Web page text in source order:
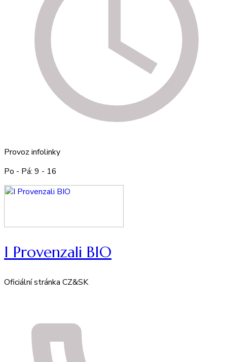
Provoz infolinky
Po - Pá: 9 - 16
I Provenzali BIO
Oficiální stránka CZ&SK